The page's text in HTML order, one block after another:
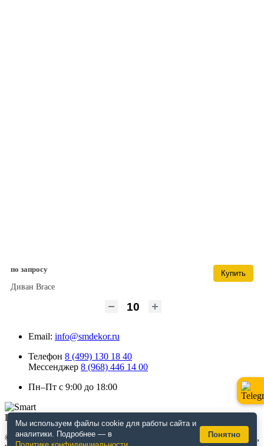
по запросу
Купить
Диван Brace
Email: info@smdekor.ru
Телефон 8 (499) 130 18 40
Мессенджер 8 (968) 446 14 00
Пн–Пт с 9:00 до 18:00
© 2026 г. Москва. Дизайнерская мебель для кафе и ресторанов,
Мы используем файлы cookie для работы сайта и
аналитики. Подробнее — в
Понятно